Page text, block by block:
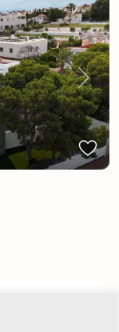
Next
Venta Active